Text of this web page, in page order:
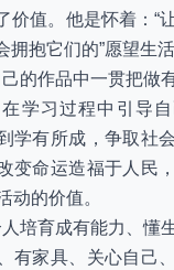
价值。他是怀着：“
抱它们的”愿望生活
的作品中一贯把做
学习过程中引导
学有所成，争取社
变命运造福于人民
动的价值。
育成有能力、懂生
有家具、关心自己